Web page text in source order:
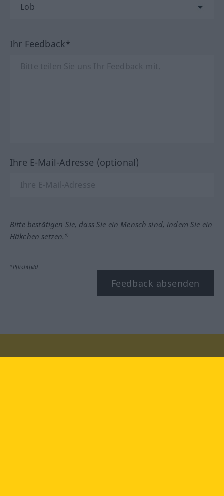
Ihr Feedback*
Ihre E-Mail-Adresse (optional)
Bitte bestätigen Sie, dass Sie ein Mensch sind, indem Sie ein
Häkchen setzen.*
*Pflichtfeld
Feedback absenden